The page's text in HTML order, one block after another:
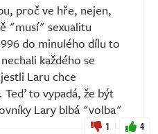
proč ve hře, nejen,
"musí" sexualitu
do minulého dílu to
každého se
Laru chce
to vypadá, že být
Lary blbá "volba"
1 4